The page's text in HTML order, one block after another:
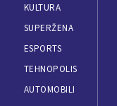
KULTURA
SUPERŽENA
ESPORTS
TEHNOPOLIS
AUTOMOBILI